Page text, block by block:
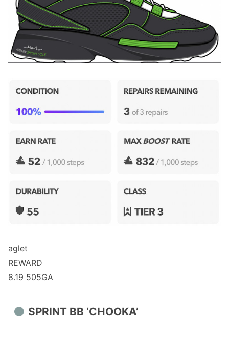
aglet
REWARD
8.19 505GA
SPRINT BB ‘CHOOKA’